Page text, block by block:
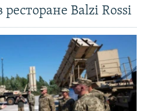
Balzi Rossi